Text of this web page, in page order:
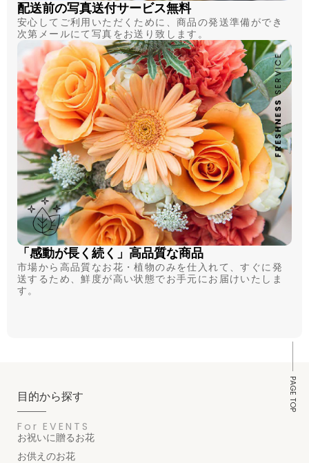
配送前の写真送付サービス無料
安心してご利用いただくために、商品の発送準備ができ
次第メールにて写真をお送り致します。
「感動が長く続く」高品質な商品
市場から高品質なお花・植物のみを仕入れて、すぐに発
送するため、鮮度が高い状態でお手元にお届けいたしま
す。
PAGE TOP
目的から探す
For EVENTS
お祝いに贈るお花
お供えのお花